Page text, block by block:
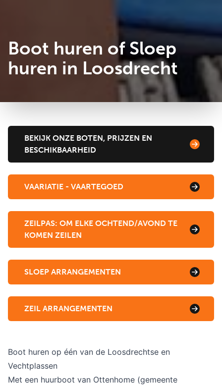
Boot huren of Sloep
huren in Loosdrecht
Boot huren op één van de Loosdrechtse en
Vechtplassen
Met een huurboot van Ottenhome (gemeente
BEKIJK ONZE BOTEN, PRIJZEN EN
BESCHIKBAARHEID
VAARIATIE - VAARTEGOED
ZEILPAS: OM ELKE OCHTEND/AVOND TE
KOMEN ZEILEN
SLOEP ARRANGEMENTEN
ZEIL ARRANGEMENTEN